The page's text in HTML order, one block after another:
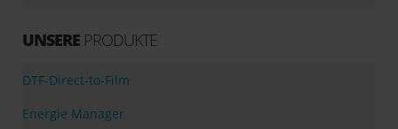
UNSERE PRODUKTE
DTF-Direct-to-Film
Energie Manager